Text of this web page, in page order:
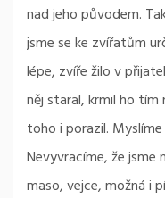
nad jeho původem.
jsme se ke zvířatům
lépe, zvíře žilo v
něj staral, krmil ho tím
toho i porazil.
Nevyvracíme, že jsme
maso, vejce, možná i